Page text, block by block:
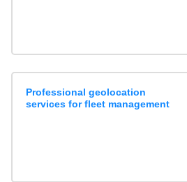
Professional geolocation
services for fleet management